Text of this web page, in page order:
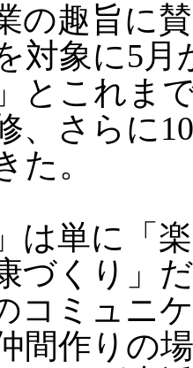
の趣旨に
対象に5月
とこれま
、さらに
た。
は単に「
づくり」
コミュニ
間作りの